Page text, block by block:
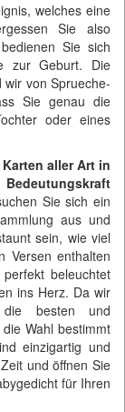
welches eine
Sie also
Sie sich
zur Geburt. Die
wir von Sprueche-
Sie genau die
oder eines
aller Art in
Sie sich ein
aus und
sein, wie viel
Versen enthalten
beleuchtet
ins Herz. Da wir
besten und
Wahl bestimmt
einzigartig und
und öffnen Sie
für Ihren